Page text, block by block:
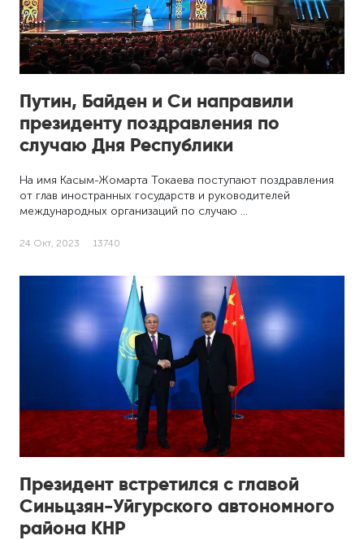
Путин, Байден и Си направили
президенту поздравления по
случаю Дня Республики
На имя Касым-Жомарта Токаева поступают поздравления
от глав иностранных государств и руководителей
международных организаций по случаю …
24 Окт, 2023 13740
Президент встретился с главой
Синьцзян-Уйгурского автономного
района КНР